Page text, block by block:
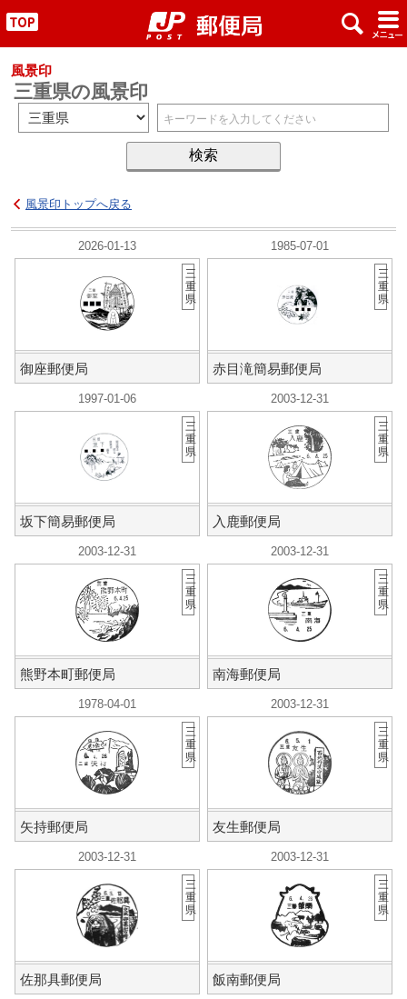
" x #
風景印
三重県の風景印
風景印トップへ戻る
2026-01-13
御座郵便局
三
重
県
1985-07-01
赤目滝簡易郵便局
三
重
県
1997-01-06
坂下簡易郵便局
三
重
県
2003-12-31
入鹿郵便局
三
重
県
2003-12-31
熊野本町郵便局
三
重
県
2003-12-31
南海郵便局
三
重
県
1978-04-01
矢持郵便局
三
重
県
2003-12-31
友生郵便局
三
重
県
2003-12-31
佐那具郵便局
三
重
県
2003-12-31
飯南郵便局
三
重
県